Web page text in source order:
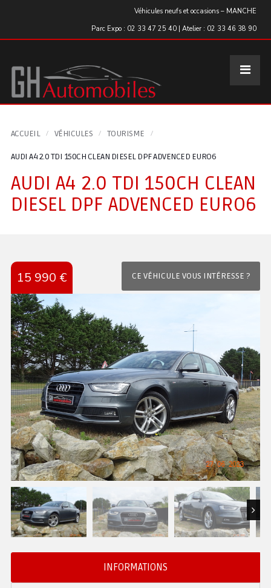
Véhicules neufs et occasions – MANCHE
Parc Expo : 02 33 47 25 40 | Atelier : 02 33 46 38 90
ACCUEIL VÉHICULES TOURISME
AUDI A4 2.0 TDI 150CH CLEAN DIESEL DPF ADVENCED EURO6
AUDI A4 2.0 TDI 150CH CLEAN
DIESEL DPF ADVENCED EURO6
15 990 € CE VÉHICULE VOUS INTÉRESSE ?
Next
INFORMATIONS
Panneau de gestion des cookies